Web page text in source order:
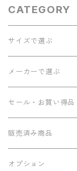
CATEGORY
サイズで選ぶ
ソプラノ
コンサート
テナー
その他
メーカーで選ぶ
Seilen
Sumi工房
Ancestor's
セール・お買い得品
販売済み商品
オプション